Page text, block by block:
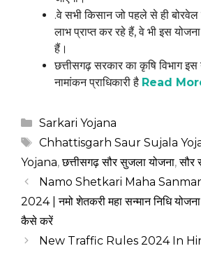
.वे सभी किसान जो पहले से ही
लाभ प्राप्त कर रहे हैं, वे भी इस
हैं।
छत्तीसगढ़ सरकार का कृषि विभाग
नामांकन प्राधिकारी है Read
Categories
Sarkari Yojana
Tags
Chhattisgarh Saur Sujala
Yojana,छत्तीसगढ़ सौर सुजला योजना,सौर
Namo Shetkari Maha
2024 | नमो शेतकरी महा सन्मान निधि
कैसे करें
New Traffic Rules 2024 In